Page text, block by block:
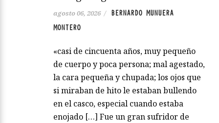
agosto 06, 2026 /
BERNARDO MUNUERA
MONTERO
«casi de cincuenta años, muy pequeño
de cuerpo y poca persona; mal agestado,
la cara pequeña y chupada; los ojos que
si miraban de hito le estaban bullendo
en el casco, especial cuando estaba
enojado […] Fue un gran sufridor de